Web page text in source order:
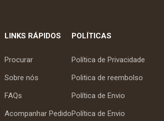
LINKS RÁPIDOS
Procurar
Sobre nós
FAQs
Acompanhar Pedido
POLÍTICAS
Política de Privacidade
Politica de reembolso
Política de Envio
Política de Envio